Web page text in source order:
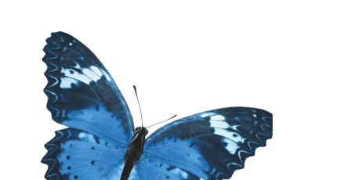
springen